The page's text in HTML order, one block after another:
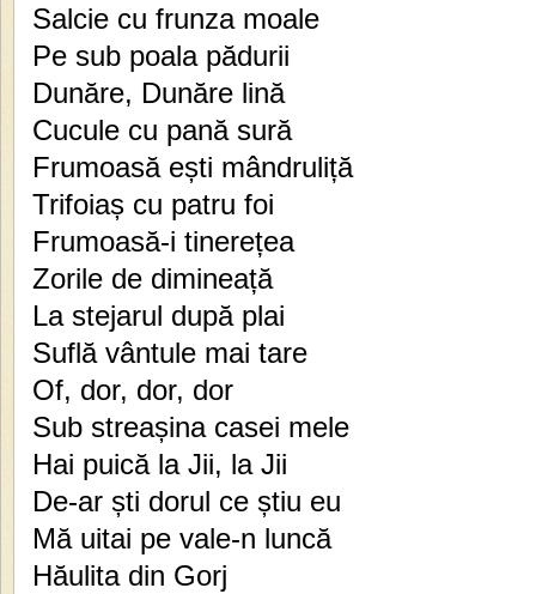
Salcie cu frunza moale
Pe sub poala pădurii
Dunăre, Dunăre lină
Cucule cu pană sură
Frumoasă ești mândruliță
Trifoiaș cu patru foi
Frumoasă-i tinerețea
Zorile de dimineață
La stejarul după plai
Suflă vântule mai tare
Of, dor, dor, dor
Sub streașina casei mele
Hai puică la Jii, la Jii
De-ar ști dorul ce știu eu
Mă uitai pe vale-n luncă
Hăulita din Gorj